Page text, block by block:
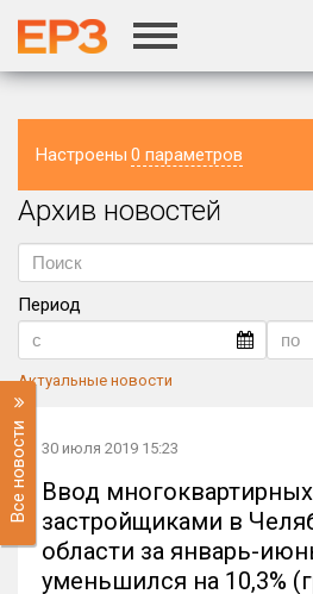
Настроены 0 параметров
Регион
Архив новостей
Период
Актуальные новости
Все новости 30 июля 2019 15:23
Ввод
застройщиками в
области за январь-
уменьшился на 10,3%